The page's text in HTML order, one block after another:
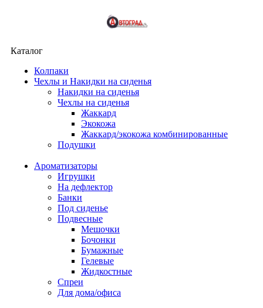
Каталог
Колпаки
Чехлы и Накидки на сиденья
Накидки на сиденья
Чехлы на сиденья
Жаккард
Экокожа
Жаккард/экокожа комбинированные
Подушки
Ароматизаторы
Игрушки
На дефлектор
Банки
Под сиденье
Подвесные
Мешочки
Бочонки
Бумажные
Гелевые
Жидкостные
Спреи
Для дома/офиса